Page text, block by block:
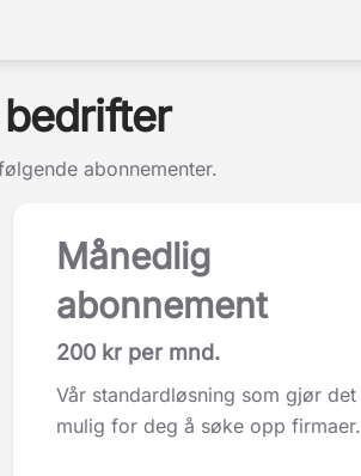
abonnementer.
Månedlig
abonnement
200 kr per mnd.
Vår standardløsning som gjør det
mulig for deg å søke opp firmaer.